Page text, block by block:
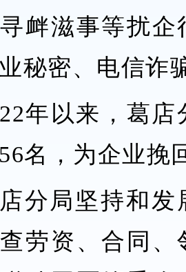
衅滋事等扰
秘密、电信诈
年以来，葛
名，为企业挽
分局坚持和发
劳资、合同